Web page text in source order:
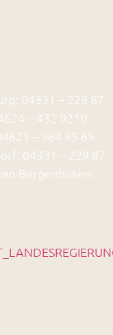
04331 – 229 87
– 432 9210
– 984 95 69
04331 – 229 87
Bergenhusen: